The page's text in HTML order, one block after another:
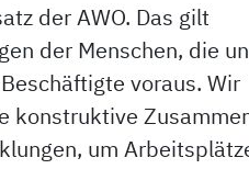
der AWO. Das gilt
der Menschen, die
voraus. Wir
konstruktive
um